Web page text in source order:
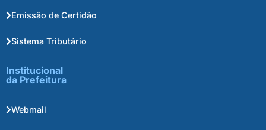
Emissão de Certidão
Sistema Tributário
Institucional
da Prefeitura
Webmail